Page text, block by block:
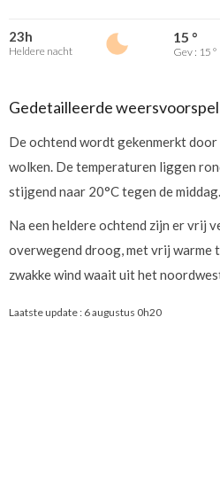
23h
Heldere nacht
15 °
Gev : 15 °
Gedetailleerde
De ochtend wordt gekenmerkt
wolken. De temperaturen liggen
stijgend naar 20°C tegen de middag.
Na een heldere ochtend zijn er vrij
overwegend droog, met vrij warme
zwakke wind waait uit het
Laatste update : 6 augustus 0h20